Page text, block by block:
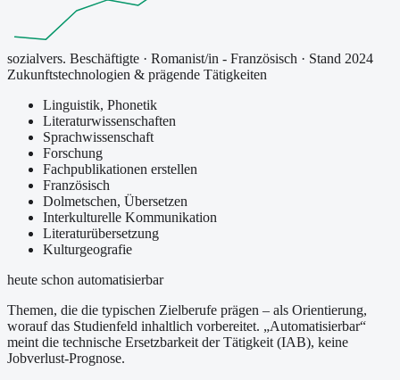
sozialvers. Beschäftigte · Romanist/in - Französisch · Stand 2024
Zukunftstechnologien & prägende Tätigkeiten
Linguistik, Phonetik
Literaturwissenschaften
Sprachwissenschaft
Forschung
Fachpublikationen erstellen
Französisch
Dolmetschen, Übersetzen
Interkulturelle Kommunikation
Literaturübersetzung
Kulturgeografie
heute schon automatisierbar
Themen, die die typischen Zielberufe prägen – als Orientierung,
worauf das Studienfeld inhaltlich vorbereitet. „Automatisierbar“
meint die technische Ersetzbarkeit der Tätigkeit (IAB), keine
Jobverlust-Prognose.